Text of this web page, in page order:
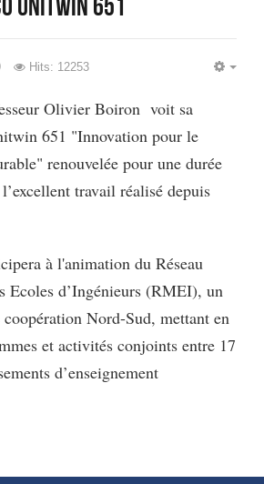
Hits: 12253
Olivier Boiron voit sa
651 "Innovation pour le
renouvelée pour une durée
travail réalisé depuis
à l'animation du Réseau
Ecoles d’Ingénieurs (RMEI), un
coopération Nord-Sud, mettant en
et activités conjoints entre 17
d’enseignement